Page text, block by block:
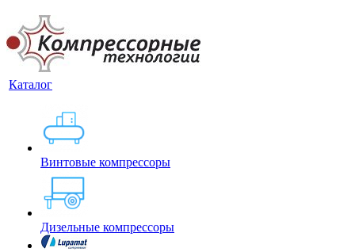
Каталог
Винтовые компрессоры
Дизельные компрессоры